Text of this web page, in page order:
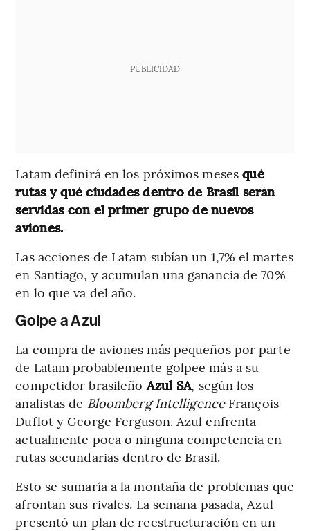
PUBLICIDAD
Latam definirá en los próximos mesesqué
rutas y qué ciudades dentro de Brasil serán
servidas con el primer grupo de nuevos
aviones.
Las acciones de Latam subían un 1,7% el martes
en Santiago, y acumulan una ganancia de 70%
en lo que va del año.
Golpe a Azul
La compra de aviones más pequeños por parte
de Latam probablemente golpee más a su
competidor brasileño Azul SA, según los
analistas de Bloomberg IntelligenceFrançois
Duflot y George Ferguson. Azul enfrenta
actualmente poca o ninguna competencia en
rutas secundarias dentro de Brasil.
Esto se sumaría a la montaña de problemas que
afrontan sus rivales. La semana pasada, Azul
presentó un plan de reestructuración en un